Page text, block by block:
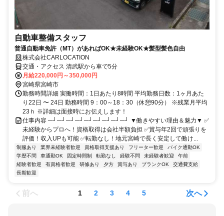
自動車整備スタッフ
普通自動車免許（MT）があればOK★未経験OK★髪型髪色自由
株式会社CARLOCATION
交通・アクセス 清武駅から車で5分
月給220,000円～350,000円
宮崎県宮崎市
勤務時間詳細 実働時間：1日あたり8時間 平均勤務日数：1ヶ月あた
り22日 〜 24日 勤務時間 9：00～18：30（休憩90分） ※残業月平均
23ｈ ※詳細は面接時にお伝えします！
仕事内容 ─┘─┘─┘─┘─┘─┘─┘─┘─┘ ▼働きやすい理由＆魅力▼ ✅
未経験からプロへ！資格取得は会社半額負担 ✅賞与年2回で頑張りを
評価！収入UPも可能 ✅転勤なし！地元宮崎で長く安定して働け...
制服あり 業界未経験者歓迎 資格取得支援あり フリーター歓迎
バイク通勤OK
学歴不問
車通勤OK 固定時間制 転勤なし 経験不問 未経験者歓迎
午前
経験者歓迎
有資格者歓迎 研修あり 夕方 賞与あり ブランクOK
交通費支給
長期歓迎
前へ 1 2 3 4 5 次へ